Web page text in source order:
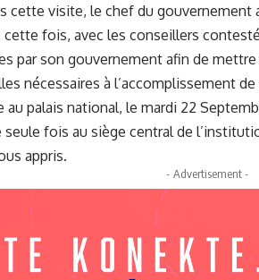
cette visite, le chef du
cette fois, avec les conseillers
par son gouvernement afin de
nécessaires à l’accomplissement
palais national, le mardi 22
seule fois au siège central de
appris.
- Advertisement -